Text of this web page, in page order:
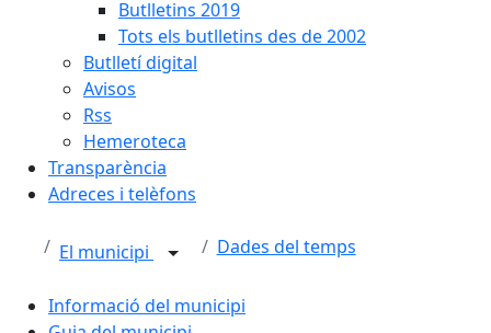
Butlletins 2019
Tots els butlletins des de 2002
Butlletí digital
Avisos
Rss
Hemeroteca
Transparència
Adreces i telèfons
El municipi Dades del temps
Informació del municipi